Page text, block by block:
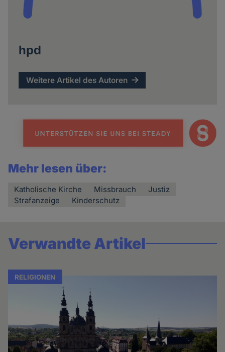
hpd
Weitere Artikel des Autoren
Mehr lesen über:
Katholische Kirche Missbrauch
Justiz
Strafanzeige
Kinderschutz
Verwandte Artikel
RELIGIONEN